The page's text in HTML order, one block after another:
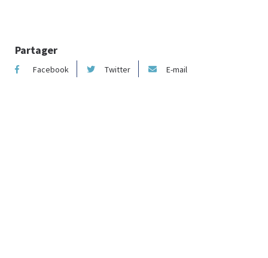
Partager
Facebook Twitter E-mail